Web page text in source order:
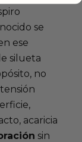
se
ese
silueta
no
acaricia
sin